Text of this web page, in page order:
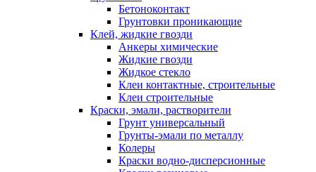
Бетоноконтакт
Грунтовки проникающие
Клей, жидкие гвозди
Анкеры химические
Жидкие гвозди
Жидкое стекло
Клеи контактные, строительные
Клеи строительные
Краски, эмали, растворители
Грунт универсальный
Грунты-эмали по металлу
Колеры
Краски водно-дисперсионные